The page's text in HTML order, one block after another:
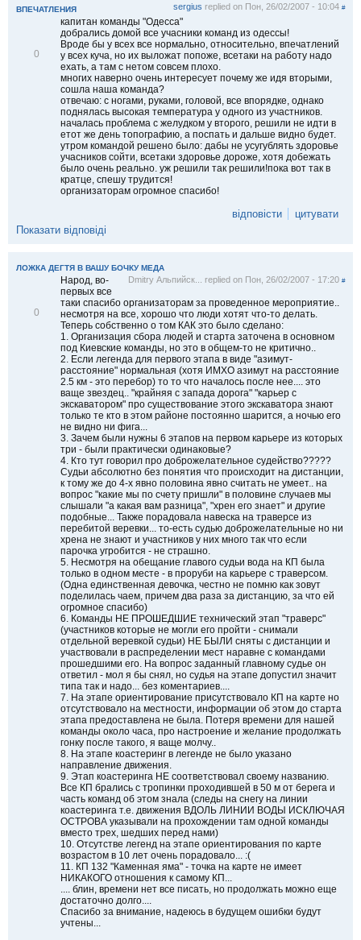
т
ВПЕЧАТЛЕНИЯ sergius replied on Пон, 26/02/2007 - 10:04 #
0
капитан команды "Одесса"
добрались домой все учасники команд из одессы!
Вроде бы у всех все нормально, относительно, впечатлений
у всех куча, но их выложат попоже, всетаки на работу надо
ехать, а там с нетом совсем плохо.
многих наверно очень интересует почему же идя вторыми,
сошла наша команда?
отвечаю: с ногами, руками, головой, все впорядке, однако
поднялась высокая температура у одного из участников.
началась проблема с желудком у второго, решили не идти в
етот же день топографию, а поспать и дальше видно будет.
утром командой решено было: дабы не усугублять здоровье
учасников сойти, всетаки здоровье дороже, хотя добежать
было очень реально. уж решили так решили!пока вот так в
кратце, спешу трудится!
организаторам огромное спасибо!
відповісти
цитувати
Показати відповіді
ЛОЖКА ДЕГТЯ В ВАШУ БОЧКУ МЕДА
Dmitry Альпийск... replied on Пон, 26/02/2007 - 17:20 #
0
Народ, во-
первых все
таки спасибо организаторам за проведенное мероприятие..
несмотря на все, хорошо что люди хотят что-то делать.
Теперь собственно о том КАК это было сделано:
1. Организация сбора людей и старта заточена в основном
под Киевские команды, но это в общем-то не критично..
2. Если легенда для первого этапа в виде "азимут-
расстояние" нормальная (хотя ИМХО азимут на расстояние
2.5 км - это перебор) то то что началось после нее.... это
ваще звездец.. "крайняя с запада дорога" "карьер с
экскаватором" про существование этого экскаватора знают
только те кто в этом районе постоянно шарится, а ночью его
не видно ни фига...
3. Зачем были нужны 6 этапов на первом карьере из которых
три - были практически одинаковые?
4. Кто тут говорил про доброжелательное судейство?????
Судьи абсолютно без понятия что происходит на дистанции,
к тому же до 4-х явно половина явно считать не умеет.. на
вопрос "какие мы по счету пришли" в половине случаев мы
слышали "а какая вам разница", "хрен его знает" и другие
подобные... Также порадовала навеска на траверсе из
перебитой веревки... то-есть судью доброжелательные но ни
хрена не знают и участников у них много так что если
парочка угробится - не страшно.
5. Несмотря на обещание главого судьи вода на КП была
только в одном месте - в проруби на карьере с траверсом.
(Одна единственная девочка, честно не помню как зовут
поделилась чаем, причем два раза за дистанцию, за что ей
огромное спасибо)
6. Команды НЕ ПРОШЕДШИЕ технический этап "траверс"
(участников которые не могли его пройти - снимали
отдельной веревкой судьи) НЕ БЫЛИ сняты с дистанции и
участвовали в распределении мест наравне с командами
прошедшими его. На вопрос заданный главному судье он
ответил - мол я бы снял, но судья на этапе допустил значит
типа так и надо... без коментариев....
7. На этапе ориентирование присутствовало КП на карте но
отсутствовало на местности, информации об этом до старта
этапа предоставлена не была. Потеря времени для нашей
команды около часа, про настроение и желание продолжать
гонку после такого, я ваще молчу..
8. На этапе коастеринг в легенде не было указано
направление движения.
9. Этап коастеринга НЕ соответствовал своему названию.
Все КП брались с тропинки проходившей в 50 м от берега и
часть команд об этом знала (следы на снегу на линии
коастеринга т.е. движения ВДОЛЬ ЛИНИИ ВОДЫ ИСКЛЮЧАЯ
ОСТРОВА указывали на прохождении там одной команды
вместо трех, шедших перед нами)
10. Отсутстве легенд на этапе ориентирования по карте
возрастом в 10 лет очень порадовало... :(
11. КП 132 "Каменная яма" - точка на карте не имеет
НИКАКОГО отношения к самому КП...
.... блин, времени нет все писать, но продолжать можно еще
достаточно долго....
Спасибо за внимание, надеюсь в будущем ошибки будут
учтены...